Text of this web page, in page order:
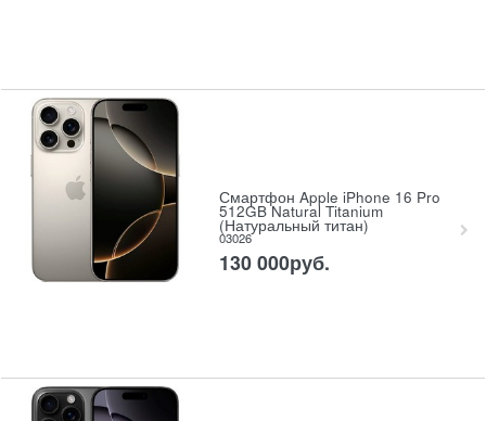
Смартфон Apple iPhone 16 Pro
512GB Natural Titanium
(Натуральный титан)
03026
130 000руб.